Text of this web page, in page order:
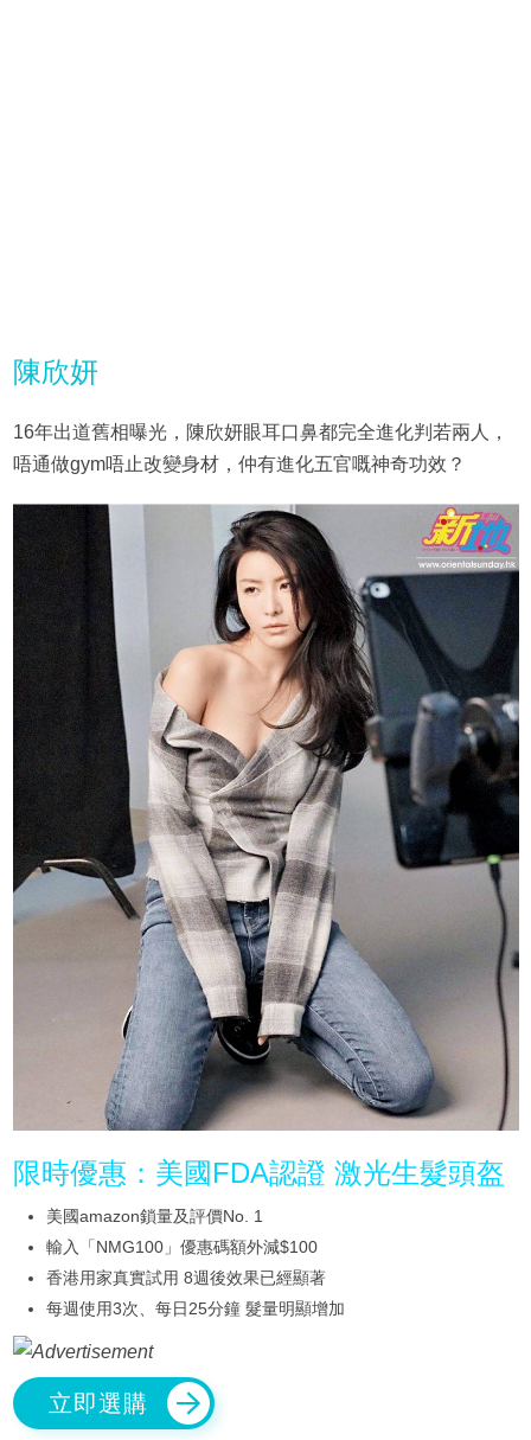
陳欣妍
16年出道舊相曝光，陳欣妍眼耳口鼻都完全進化判若兩人，
唔通做gym唔止改變身材，仲有進化五官嘅神奇功效？
限時優惠：美國FDA認證 激光生髮頭盔
美國amazon鎖量及評價No. 1
輸入「NMG100」優惠碼額外減$100
香港用家真實試用 8週後效果已經顯著
每週使用3次、每日25分鐘 髮量明顯增加
立即選購